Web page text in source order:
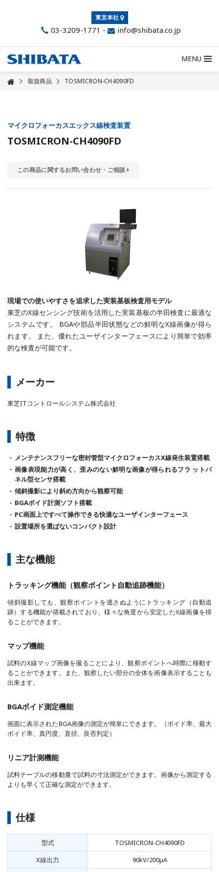
東京本社
03-3209-1771 - info@shibata.co.jp
MENU
取扱商品 TOSMICRON-CH4090FD
マイクロフォーカスエックス線検査装置
TOSMICRON-CH4090FD
この商品に関するお問い合わせ・ご相談
現場での使いやすさを追求した実装基板検査用モデル
東芝のX線センシング技術を活用した実装基板の半田検査に最適な
システムです。 BGAや部品半田状態などの鮮明なX線画像が得ら
れます。 また、優れたユーザインターフェースにより簡単で効率
的な検査が可能です。
メーカー
東芝ITコントロールシステム株式会社
特徴
メンテナンスフリーな密封管型マイクロフォーカスX線発生装置搭載
画像表現能力が高く、歪みのない鮮明な画像が得られるフラ ットパ
ネル型センサ搭載
傾斜撮影により斜め方向から観察可能
BGAボイド計測ソフト搭載
PC画面上ですべて操作できる快適なユーザインターフェース
設置場所を選ばないコンパクト設計
主な機能
トラッキング機能（観察ポイント自動追跡機能）
傾斜撮影しても、観察ポイントを逃さぬようにトラッキング（自動追
跡）する機能が搭載されており、様々な角度から安定したX線画像を得
ることができます。
マップ機能
試料のX線マップ画像を撮ることにより、観察ポイントへ時際に移動す
ることができます。また、観察したい部分の全体を画像表示することも
出来ます。
BGAボイド測定機能
画面に表示されたBGA画像の測定が簡単にできます。（ボイド率、最大
ボイド率、真円度、直径、良否判定）
リニア計測機能
試料テーブルの移動量で試料の寸法測定ができます。画像から測定する
よりも早くて正確な測定ができます。
仕様
型式
TOSMICRON-CH4090FD
X線出力
90kV/200μA